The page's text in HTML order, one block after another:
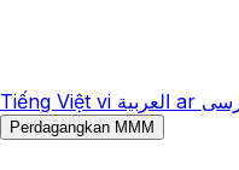
Tiếng Việt vi العربية ar
Perdagangkan MMM